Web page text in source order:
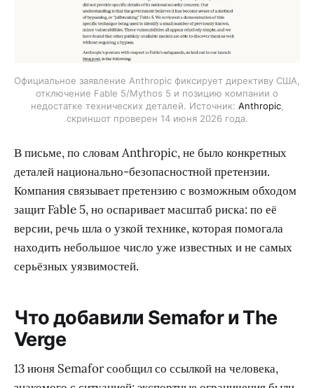
Официальное заявление Anthropic фиксирует директиву США,
отключение Fable 5/Mythos 5 и позицию компании о
недостатке технических деталей. Источник: Anthropic,
скриншот проверен 14 июня 2026 года.
В письме, по словам Anthropic, не было конкретных
деталей национально-безопасностной претензии.
Компания связывает претензию с возможным обходом
защит Fable 5, но оспаривает масштаб риска: по её
версии, речь шла о узкой технике, которая помогала
находить небольшое число уже известных и не самых
серьёзных уязвимостей.
Что добавили Semafor и The
Verge
13 июня Semafor сообщил со ссылкой на человека,